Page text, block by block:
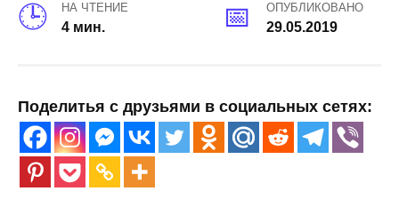
НА ЧТЕНИЕ
4 мин.
ОПУБЛИКОВАНО
29.05.2019
Поделитья с друзьями в социальных сетях: